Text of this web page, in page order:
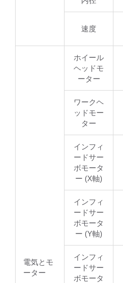
速度
電気とモ
ーター
ホイール
ヘッドモ
ーター
ワークヘ
ッドモー
ター
インフィ
ードサー
ボモータ
ー (X軸)
インフィ
ードサー
ボモータ
ー (Y軸)
インフィ
ードサー
ボモータ